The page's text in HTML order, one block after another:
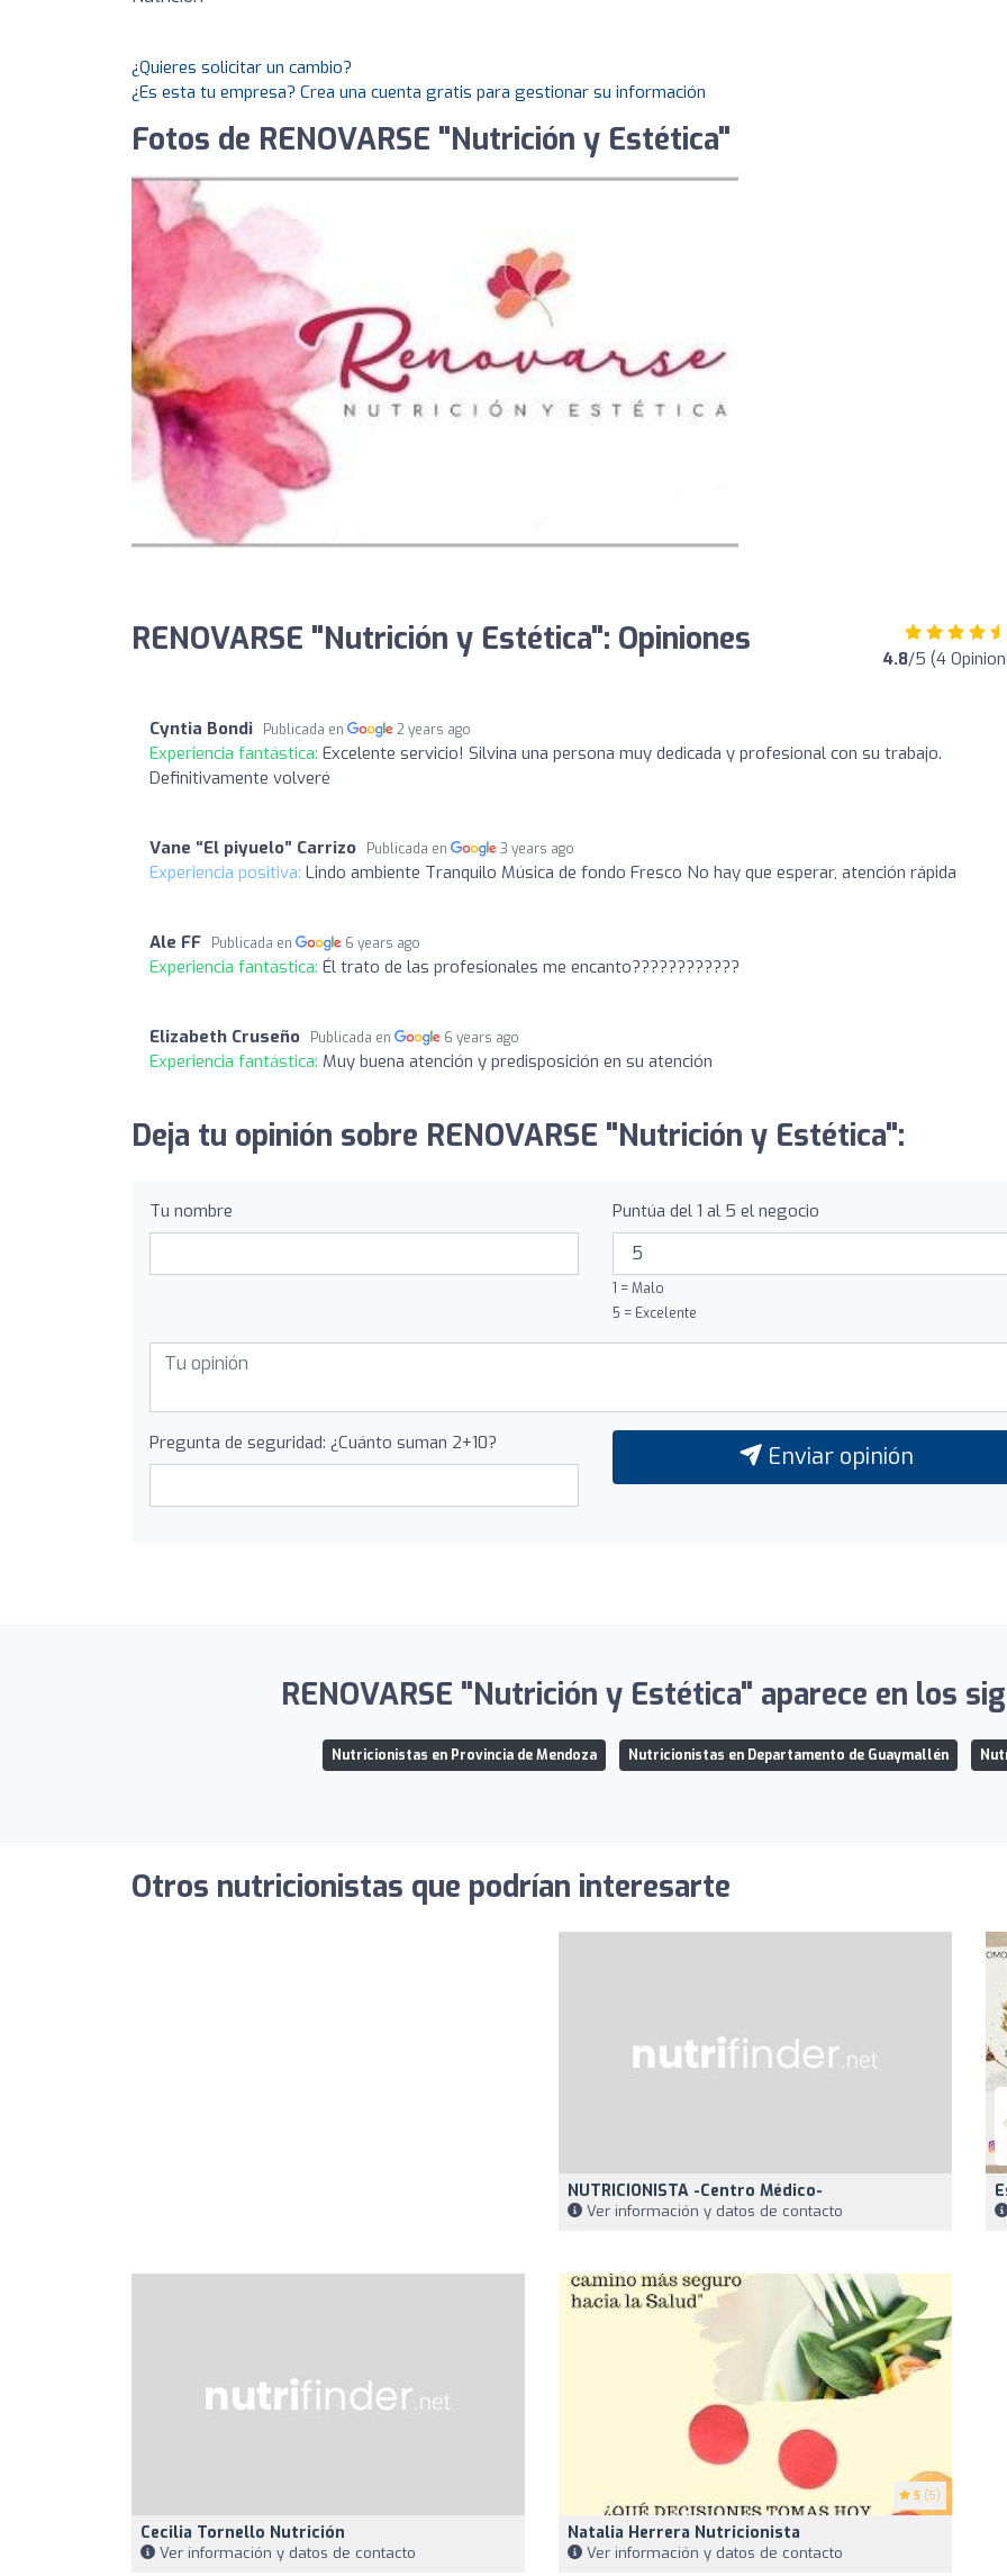
¿Quieres solicitar un cambio?
¿Es esta tu empresa? Crea una cuenta gratis para gestionar su información
Fotos de RENOVARSE "Nutrición y Estética"
RENOVARSE "Nutrición y Estética": Opiniones 4.8/5 (4
Cyntia Bondi Publicada en 2 years ago
Experiencia fantástica: Excelente servicio! Silvina una persona muy dedicada y profesional con su trabajo.
Definitivamente volveré
Vane “El piyuelo” Carrizo Publicada en 3 years ago
Experiencia positiva: Lindo ambiente Tranquilo Música de fondo Fresco No hay que esperar, atención rápida
Ale FF Publicada en 6 years ago
Experiencia fantástica: Él trato de las profesionales me encanto????????????
Elizabeth Cruseño Publicada en 6 years ago
Experiencia fantástica: Muy buena atención y predisposición en su atención
Deja tu opinión sobre RENOVARSE "Nutrición y Estética":
Tu nombre Puntúa del 1 al 5 el negocio
1 = Malo
5 = Excelente
Pregunta de seguridad: ¿Cuánto suman 2+10? Enviar opinión
RENOVARSE "Nutrición y Estética" aparece en los
Nutricionistas en Provincia de Mendoza Nutricionistas en Departamento de Guaymallén
Otros nutricionistas que podrían interesarte
NUTRICIONISTA -Centro Médico-
Ver información y datos de contacto
Cecilia Tornello Nutrición
Ver información y datos de contacto
5 (5)
Natalia Herrera Nutricionista
Ver información y datos de contacto